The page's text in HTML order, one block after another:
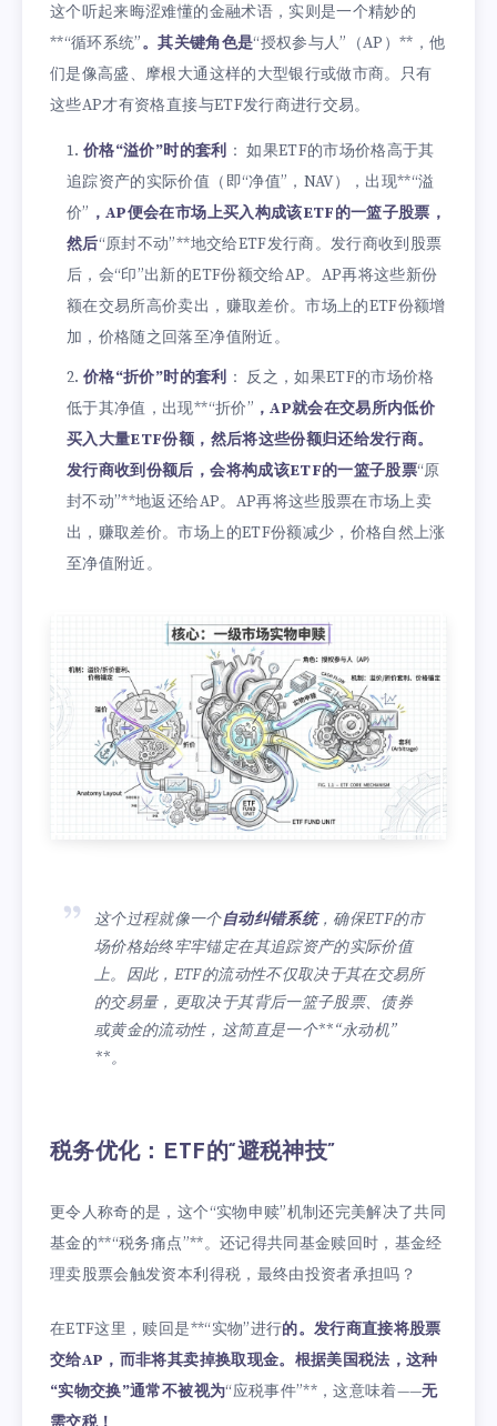
这个听起来晦涩难懂的金融术语，实则是一个精妙的
**“循环系统”。其关键角色是“授权参与人”（AP）**，他
们是像高盛、摩根大通这样的大型银行或做市商。只有
这些AP才有资格直接与ETF发行商进行交易。
价格“溢价”时的套利 ： 如果ETF的市场价格高于其
追踪资产的实际价值（即“净值”，NAV），出现**“溢
价” ，AP便会在市场上买入构成该ETF的一篮子股票，
然后“原封不动”**地交给ETF发行商。发行商收到股票
后，会“印”出新的ETF份额交给AP。AP再将这些新份
额在交易所高价卖出，赚取差价。市场上的ETF份额增
加，价格随之回落至净值附近。
价格“折价”时的套利 ： 反之，如果ETF的市场价格
低于其净值，出现**“折价” ，AP就会在交易所内低价
买入大量ETF份额，然后将这些份额归还给发行商。
发行商收到份额后，会将构成该ETF的一篮子股票“原
封不动”**地返还给AP。AP再将这些股票在市场上卖
出，赚取差价。市场上的ETF份额减少，价格自然上涨
至净值附近。
这个过程就像一个自动纠错系统，确保ETF的市
场价格始终牢牢锚定在其追踪资产的实际价值
上。因此，ETF的流动性不仅取决于其在交易所
的交易量，更取决于其背后一篮子股票、债券
或黄金的流动性，这简直是一个**“永动机”
**。
税务优化：ETF的“避税神技”
更令人称奇的是，这个“实物申赎”机制还完美解决了共同
基金的**“税务痛点”**。还记得共同基金赎回时，基金经
理卖股票会触发资本利得税，最终由投资者承担吗？
在ETF这里，赎回是**“实物”进行的。发行商直接将股票
交给AP，而非将其卖掉换取现金。根据美国税法，这种
“实物交换”通常不被视为“应税事件”**，这意味着——无